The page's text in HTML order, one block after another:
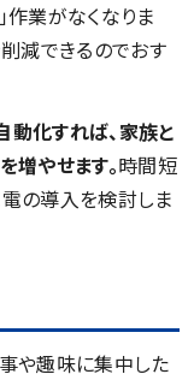
作業がなくなりま
減できるのでおす
化すれば、家族と
増やせます。時間短
の導入を検討しま
や趣味に集中した